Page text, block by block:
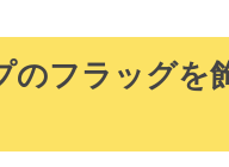
のフラッグを